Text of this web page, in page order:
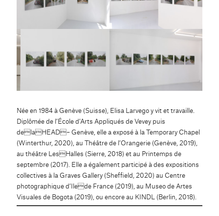
Née en 1984 à Genève (Suisse), Elisa Larvego y vit et travaille.
Diplômée de l’École d’Arts Appliqués de Vevey puis
delaHEAD– Genève, elle a exposé à la Temporary Chapel
(Winterthur, 2020), au Théâtre de l’Orangerie (Genève, 2019),
au théâtre LesHalles (Sierre, 2018) et au Printemps de
septembre (2017). Elle a également participé à des expositions
collectives à la Graves Gallery (Sheffield, 2020) au Centre
photographique d’Ilede France (2019), au Museo de Artes
Visuales de Bogota (2019), ou encore au KINDL (Berlin, 2018).